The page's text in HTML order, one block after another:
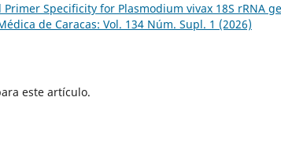
Specificity for Plasmodium vivax 18S rRNA
de Caracas: Vol. 134 Núm. Supl. 1 (2026)
este artículo.